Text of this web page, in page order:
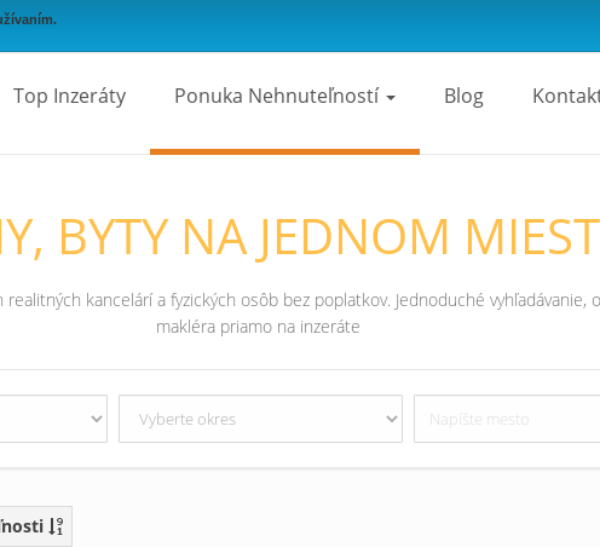
Top Inzeráty Ponuka Nehnuteľností Blog
BYTY NA JEDNOM
kancelárí a fyzických osôb bez poplatkov. Jednoduché vyhľadávanie,
makléra priamo na inzeráte